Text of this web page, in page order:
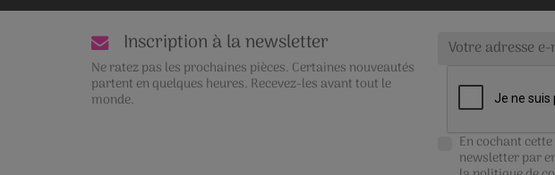
Inscription à la newsletter
Ne ratez pas les prochaines pièces. Certaines nouveautés
partent en quelques heures. Recevez-les avant tout le
monde.
En cochant
newsletter par